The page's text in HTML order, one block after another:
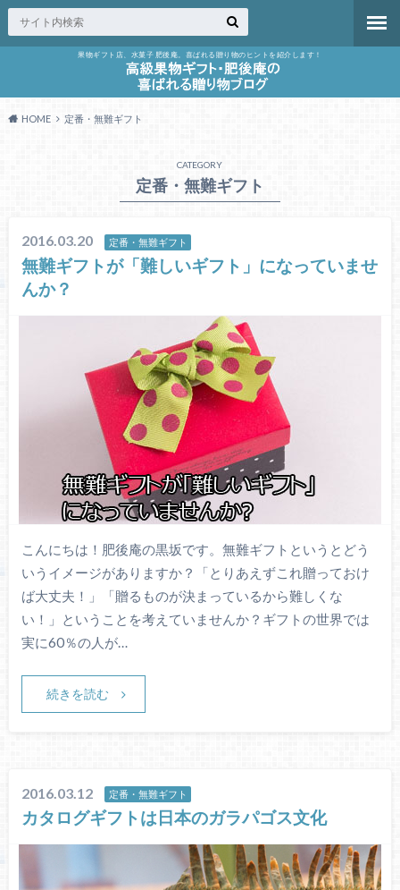
果物ギフト店、水菓子 肥後庵。喜ばれる贈り物のヒントを紹介します！
HOME 定番・無難ギフト
CATEGORY
定番・無難ギフト
2016.03.20 定番・無難ギフト
無難ギフトが「難しいギフト」になっていませ
んか？
こんにちは！肥後庵の黒坂です。無難ギフトというとどう
いうイメージがありますか？「とりあえずこれ贈っておけ
ば大丈夫！」「贈るものが決まっているから難しくな
い！」ということを考えていませんか？ギフトの世界では
実に60％の人が…
続きを読む
2016.03.12 定番・無難ギフト
カタログギフトは日本のガラパゴス文化